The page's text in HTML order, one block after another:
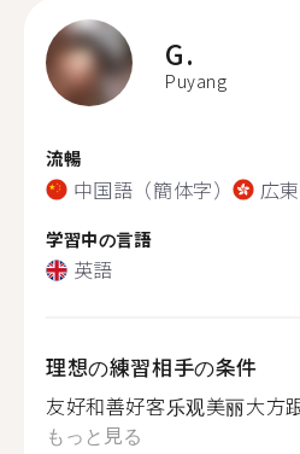
G.
Puyang
流暢
中国語（簡体字） 広
学習中の言語
英語
理想の練習相手の条件
友好和善好客乐观美丽大方
もっと見る